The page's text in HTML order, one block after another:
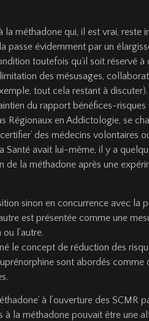
la méthadone qui, il est vrai, reste
passe évidemment par un
toutefois qu’il soit réservé à
des mésusages,
tout cela restant à discuter).
du rapport bénéfices-risques
Régionaux en Addictologie, se
des médecins volontaires
Santé avait lui-même, il y a
de la méthadone après une
sinon en concurrence avec la
est présentée comme une
l’autre.
le concept de réduction des
sont abordés comme
à l’ouverture des SCMR
à la méthadone pouvait être une